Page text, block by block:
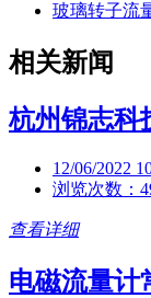
玻璃转子流
相关新闻
杭州锦志科
12/06/2022
浏览次数：
查看详细
电磁流量计